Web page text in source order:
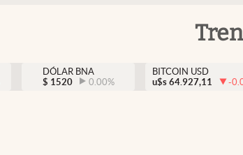
DÓLAR BNA
$ 1520 0.00%
BITCOIN USD
u$s 64.927,11 -